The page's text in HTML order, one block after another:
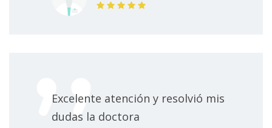
Excelente atención y resolvió mis
dudas la doctora